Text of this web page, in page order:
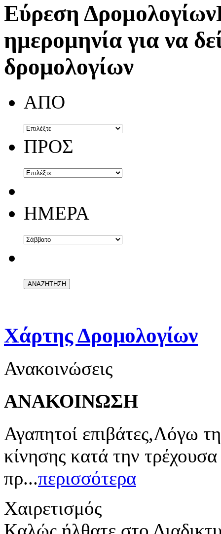
Εύρεση Δρομολογίων
ημερομηνία για να
δρομολογίων
ΑΠΟ
ΠΡΟΣ
ΗΜΕΡΑ
Χάρτης Δρομολογίων
Ανακοινώσεις
ΑΝΑΚΟΙΝΩΣΗ
Αγαπητοί επιβάτες,Λόγω
κίνησης κατά την
πρ...περισσότερα
Χαιρετισμός